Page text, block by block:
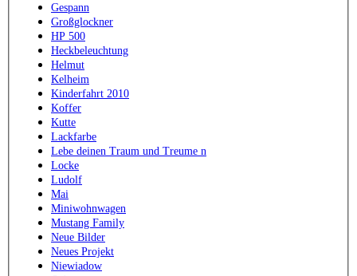
Gespann
Großglockner
HP 500
Heckbeleuchtung
Helmut
Kelheim
Kinderfahrt 2010
Koffer
Kutte
Lackfarbe
Lebe deinen Traum und Treume n
Locke
Ludolf
Mai
Miniwohnwagen
Mustang Family
Neue Bilder
Neues Projekt
Niewiadow